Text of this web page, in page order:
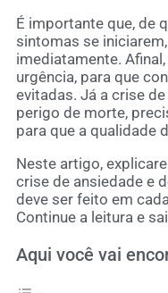
É importante que, de
sintomas se
imediatamente.
urgência, para que
evitadas. Já a crise
perigo de morte,
para que a qualidade
Neste artigo,
crise de ansiedade e
deve ser feito em
Continue a leitura e
Aqui você vai